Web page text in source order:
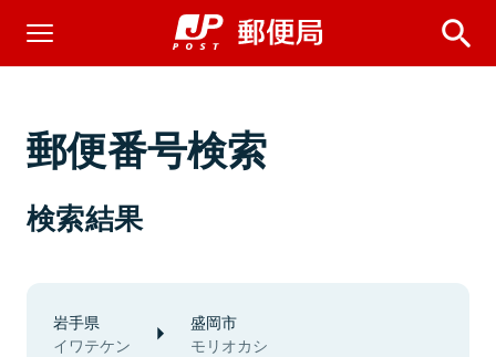
郵便番号検索
検索結果
岩手県
イワテケン
盛岡市
モリオカシ